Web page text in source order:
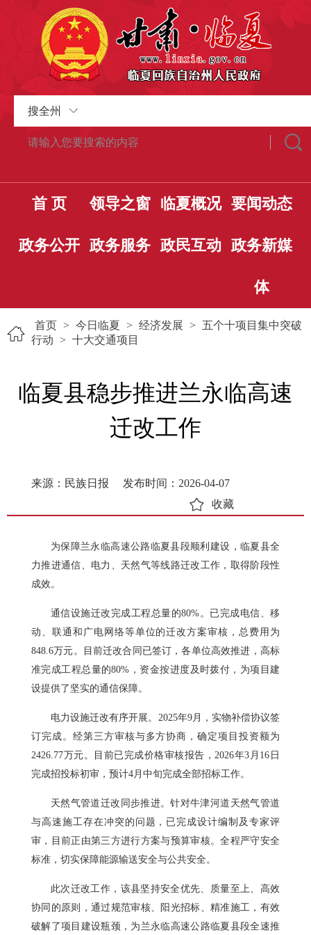
搜全州
首 页 领导之窗 临夏概况 要闻动态
政务公开 政务服务 政民互动 政务新媒
体
首页 > 今日临夏 > 经济发展 > 五个十项目集中突破
行动 > 十大交通项目
临夏县稳步推进兰永临高速
迁改工作
来源：民族日报
发布时间：2026-04-07
收藏
为保障兰永临高速公路临夏县段顺利建设，临夏县全
力推进通信、电力、天然气等线路迁改工作，取得阶段性
成效。
通信设施迁改完成工程总量的80%。已完成电信、移
动、联通和广电网络等单位的迁改方案审核，总费用为
848.6万元。目前迁改合同已签订，各单位高效推进，高标
准完成工程总量的80%，资金按进度及时拨付，为项目建
设提供了坚实的通信保障。
电力设施迁改有序开展。2025年9月，实物补偿协议签
订完成。经第三方审核与多方协商，确定项目投资额为
2426.77万元。目前已完成价格审核报告，2026年3月16日
完成招投标初审，预计4月中旬完成全部招标工作。
天然气管道迁改同步推进。针对牛津河道天然气管道
与高速施工存在冲突的问题，已完成设计编制及专家评
审，目前正由第三方进行方案与预算审核。全程严守安全
标准，切实保障能源输送安全与公共安全。
此次迁改工作，该县坚持安全优先、质量至上、高效
协同的原则，通过规范审核、阳光招标、精准施工，有效
破解了项目建设瓶颈，为兰永临高速公路临夏县段全速推